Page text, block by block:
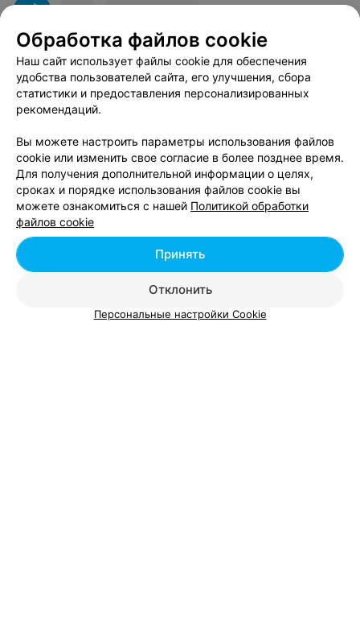
МАГАЗИН НИЗКИХ ЦЕН
FIX PRICE (ФИКС ПРАЙС)
Гродно, ул. М. Горького, 91
Отзывы Все адреса
Ещё 4 адреса
КРАМА-КЛУБ
Обработка файлов cookie
Наш сайт использует файлы cookie для обеспечения
удобства пользователей сайта, его улучшения, сбора
статистики и предоставления персонализированных
рекомендаций.
Вы можете настроить параметры использования файлов
cookie или изменить свое согласие в более позднее время.
Для получения дополнительной информации о целях,
сроках и порядке использования файлов cookie вы
можете ознакомиться с нашей Политикой обработки
файлов cookie
Отклонить
Принять
Персональные настройки Cookie